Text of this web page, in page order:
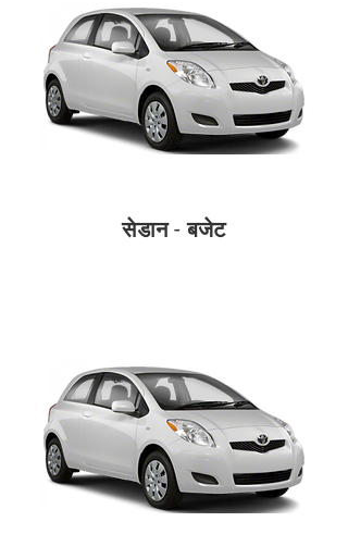
सेडान - बजेट